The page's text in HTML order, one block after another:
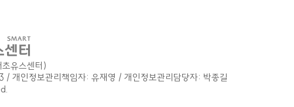
유스센터)
정보관리책임자: 유재영 / 개인정보관리담당자: 박종길